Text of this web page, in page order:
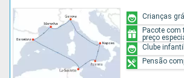
Crianças
Pacote
preço
Clube
Pensão